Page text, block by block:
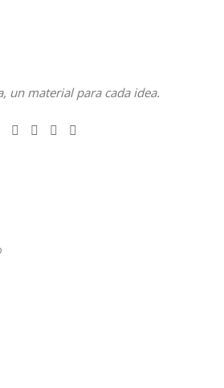
un material para cada idea.